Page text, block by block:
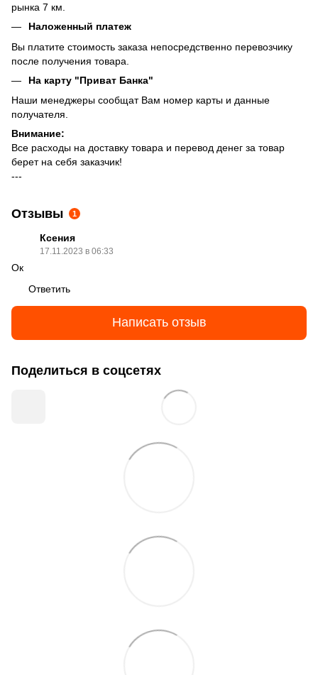
рынка 7 км.
Наложенный платеж
Вы платите стоимость заказа непосредственно перевозчику
после получения товара.
На карту "Приват Банка"
Наши менеджеры сообщат Вам номер карты и данные
получателя.
Внимание:
Все расходы на доставку товара и перевод денег за товар
берет на себя заказчик!
---
Отзывы 1
Ксения
17.11.2023 в 06:33
Ок
Ответить
Написать отзыв
Поделиться в соцсетях